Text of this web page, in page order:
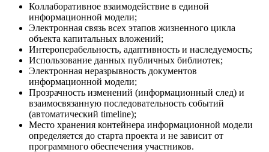
Коллаборативное взаимодействие в единой
информационной модели;
Электронная связь всех этапов жизненного цикла
объекта капитальных вложений;
Интероперабельность, адаптивность и наследуемость;
Использование данных публичных библиотек;
Электронная неразрывность документов
информационной модели;
Прозрачность изменений (информационный след) и
взаимосвязанную последовательность событий
(автоматический timeline);
Место хранения контейнера информационной модели
определяется до старта проекта и не зависит от
программного обеспечения участников.